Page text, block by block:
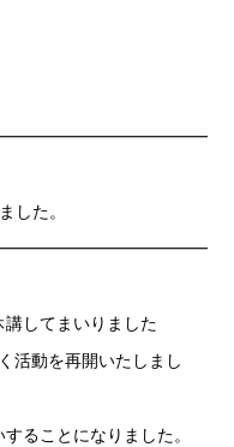
した。
してまいりました
活動を再開いたしまし
ることになりました。